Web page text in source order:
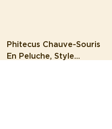
Phitecus Chauve-Souris
En Peluche, Style